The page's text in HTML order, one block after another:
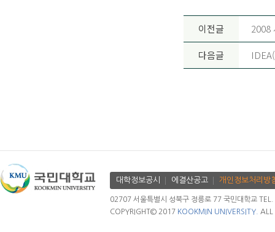
이전글 2008
다음글
대학정보공시 에결산공고 개인정보처리방
02707 서울특별시 성북구 정릉로 77 국민대학교
COPYRIGHT© 2017 KOOKMIN UNIVERSITY. ALL